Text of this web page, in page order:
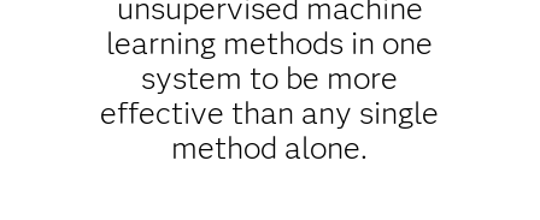
unsupervised machine
learning methods in one
system to be more
effective than any single
method alone.